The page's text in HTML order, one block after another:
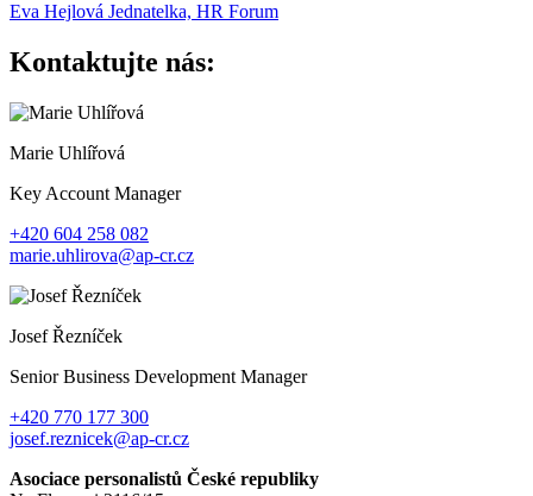
Eva Hejlová Jednatelka, HR Forum
Kontaktujte nás:
Marie Uhlířová
Key Account Manager
+420 604 258 082
marie.uhlirova@ap-cr.cz
Josef Řezníček
Senior Business Development Manager
+420 770 177 300
josef.reznicek@ap-cr.cz
Asociace personalistů České republiky